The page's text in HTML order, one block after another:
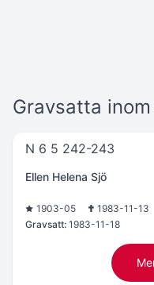
Gravsatta
N 6 5 242-243
Ellen Helena Sjö
1903-05
1983-11-13
Gravsatt: 1983-11-18